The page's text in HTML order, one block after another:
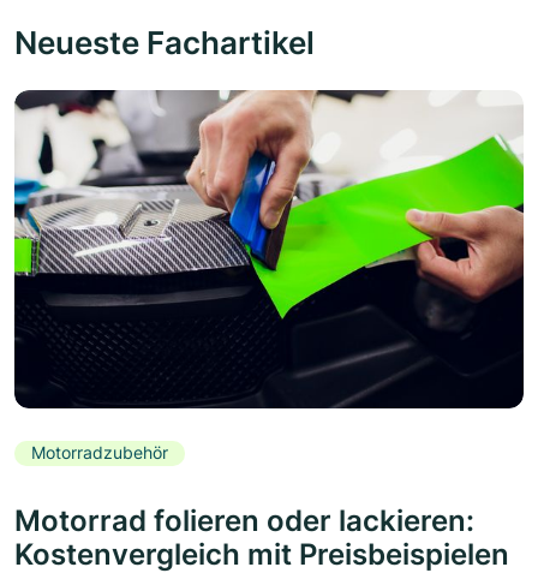
Neueste Fachartikel
Motorradzubehör
Motorrad folieren oder lackieren:
Kostenvergleich mit Preisbeispielen